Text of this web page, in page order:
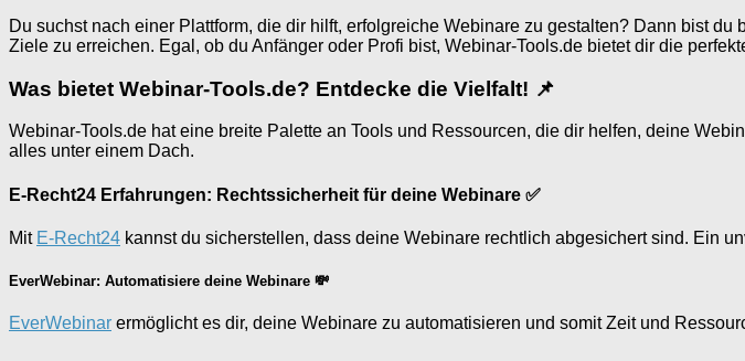
Du suchst nach einer Plattform, die dir hilft, erfolgreiche Webinare zu gestalten? Dann bist du
Ziele zu erreichen. Egal, ob du Anfänger oder Profi bist, Webinar-Tools.de bietet dir die
Was bietet Webinar-Tools.de? Entdecke die Vielfalt! 📌
Webinar-Tools.de hat eine breite Palette an Tools und Ressourcen, die dir helfen, deine
alles unter einem Dach.
E-Recht24 Erfahrungen: Rechtssicherheit für deine Webinare ✅
Mit E-Recht24 kannst du sicherstellen, dass deine Webinare rechtlich abgesichert sind. Ein
EverWebinar: Automatisiere deine Webinare 💸
EverWebinar ermöglicht es dir, deine Webinare zu automatisieren und somit Zeit und